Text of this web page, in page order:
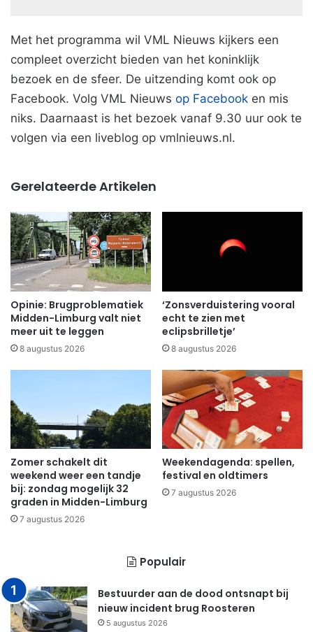
Met het programma wil VML Nieuws kijkers een
compleet overzicht bieden van het koninklijk
bezoek en de sfeer. De uitzending komt ook op
Facebook. Volg VML Nieuws op Facebook en mis
niks. Daarnaast is het bezoek vanaf 9.30 uur ook te
volgen via een liveblog op vmlnieuws.nl.
Gerelateerde Artikelen
Opinie: Brugproblematiek
Midden-Limburg valt niet
meer uit te leggen
8 augustus 2026
‘Zonsverduistering vooral
echt te zien met
eclipsbrilletje’
8 augustus 2026
Zomer schakelt dit
weekend weer een tandje
bij: zondag mogelijk 32
graden in Midden-Limburg
7 augustus 2026
Weekendagenda: spellen,
festival en oldtimers
7 augustus 2026
Populair
Bestuurder aan de dood ontsnapt bij
nieuw incident brug Roosteren
5 augustus 2026